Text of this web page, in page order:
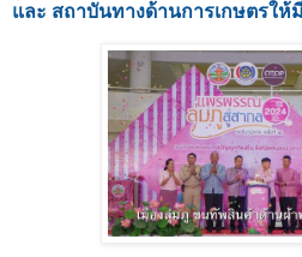
และ สถาบันทางด้านการเกษตรให้